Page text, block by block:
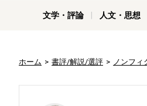
文学・評論 人文・思想
ホーム 書評/解説/選評 ノンフィ